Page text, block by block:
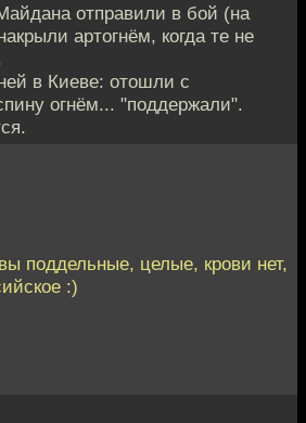
отправили в бой (на
артогнём, когда те не
в Киеве: отошли с
огнём... "поддержали".
поддельные, целые, крови нет,
:)